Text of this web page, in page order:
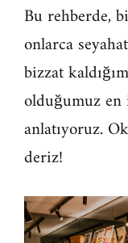
Bu rehberde,
onlarca
bizzat
olduğumuz
anlatıyoruz.
deriz!